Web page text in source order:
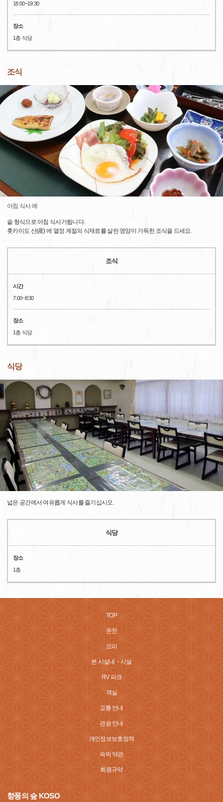
18:00~19:30
장소
1층 식당
조식
아침 식사 예
솥 형식으로 아침 식사가됩니다.
홋카이도 산(産) 에 열정 계절의 식재료를 살린 영양이 가득한 조식을 드세요.
조식
시간
7:00~8:30
장소
1층 식당
식당
넓은 공간에서 여유롭게 식사를 즐기십시오.
식당
장소
1층
TOP
온천
요리
본 시설내・시설
RV 파크
객실
교통 안내
관광 안내
개인정보보호정책
숙박 약관
회원규약
향풍의 숲 KOSO